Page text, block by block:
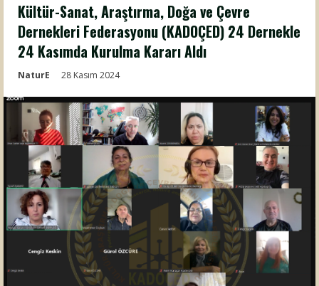
Kültür-Sanat, Araştırma, Doğa ve Çevre
Dernekleri Federasyonu (KADOÇED) 24 Dernekle
24 Kasımda Kurulma Kararı Aldı
NaturE 28 Kasım 2024